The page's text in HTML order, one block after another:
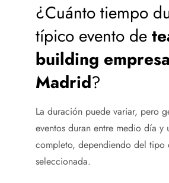
¿Cuánto tiempo
típico evento de
building
Madrid?
La duración puede variar, pero
eventos duran entre medio día y
completo, dependiendo del tipo
seleccionada.